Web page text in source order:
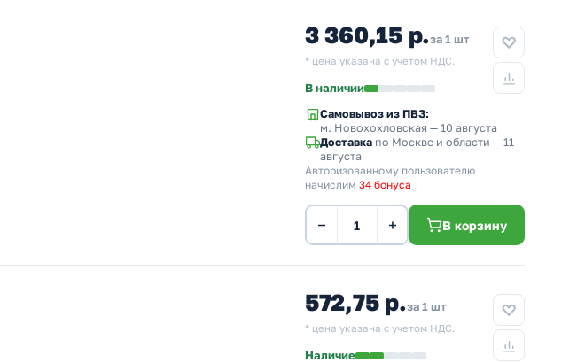
3 360,15 р.за 1 шт
* цена указана с учетом НДС.
В наличии
Самовывоз из ПВЗ:
м. Новохохловская — 10 августа
Доставка по Москве и области — 11
августа
Авторизованному пользователю
начислим 34 бонуса
− + В корзину
572,75 р.за 1 шт
* цена указана с учетом НДС.
Наличие